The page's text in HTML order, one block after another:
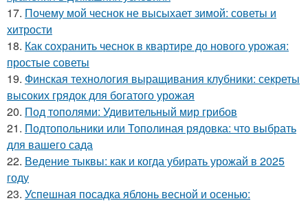
17. Почему мой чеснок не высыхает зимой: советы и
хитрости
18. Как сохранить чеснок в квартире до нового урожая:
простые советы
19. Финская технология выращивания клубники: секреты
высоких грядок для богатого урожая
20. Под тополями: Удивительный мир грибов
21. Подтопольники или Тополиная рядовка: что выбрать
для вашего сада
22. Ведение тыквы: как и когда убирать урожай в 2025
году
23. Успешная посадка яблонь весной и осенью: